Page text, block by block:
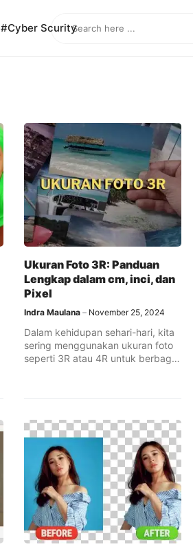
Search
#Cyber Scurity
Ukuran Foto 3R: Panduan
Lengkap dalam cm, inci, dan
Pixel
Indra Maulana November 25, 2024
Dalam kehidupan sehari-hari, kita
sering menggunakan ukuran foto
seperti 3R atau 4R untuk berbagai